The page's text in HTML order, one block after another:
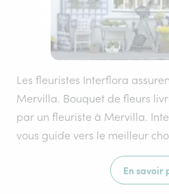
Les fleuristes Interflora
Mervilla. Bouquet de fleurs
par un fleuriste à Mervilla.
vous guide vers le meilleur
En savoir